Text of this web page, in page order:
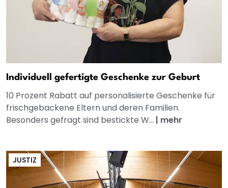
Individuell gefertigte Geschenke zur Geburt
10 Prozent Rabatt auf personalisierte Geschenke für
frischgebackene Eltern und deren Familien.
Besonders gefragt sind bestickte W... | mehr
JUSTIZ